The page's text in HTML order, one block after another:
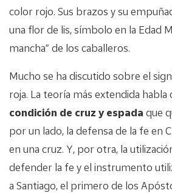
color rojo. Sus brazos y su
una flor de lis, símbolo en la Edad
mancha” de los caballeros.
Mucho se ha discutido sobre el
roja. La teoría más extendida habla
condición de cruz y espada que
por un lado, la defensa de la fe en
en una cruz. Y, por otra, la
defender la fe y el instrumento
a Santiago, el primero de los